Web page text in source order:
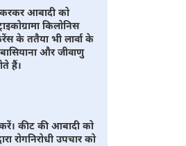
आबादी को
किलोनिस
के ततैया भी लार्वा के
और जीवाणु
हैं।
कीट की आबादी को
रोगनिरोधी उपचार को